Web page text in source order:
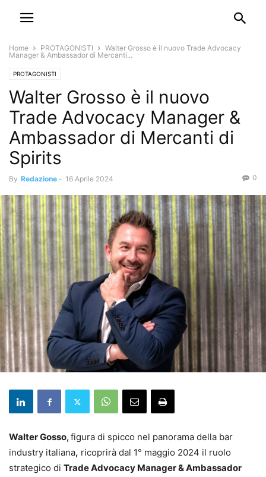
Home PROTAGONISTI
Walter Grosso è il nuovo Trade Advocacy
Manager & Ambassador di Mercanti...
PROTAGONISTI
Walter Grosso è il nuovo
Trade Advocacy Manager &
Ambassador di Mercanti di
Spirits
By Redazione - 16 Aprile 2024 0
Walter Gosso,figura di spicco nel panorama della bar
industry italiana, ricoprirà dal 1° maggio 2024 il ruolo
strategico di Trade Advocacy Manager & Ambassador